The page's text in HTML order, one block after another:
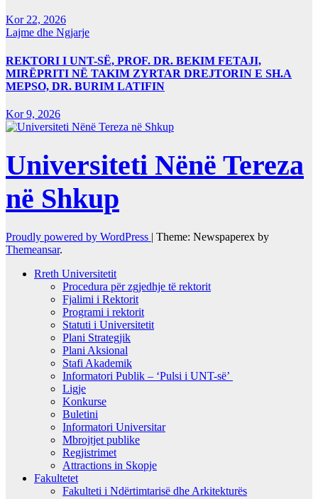
Kor 22, 2026
Lajme dhe Ngjarje
REKTORI I UNT-SË, PROF. DR. BEKIM FETAJI,
MIRËPRITI NË TAKIM ZYRTAR DREJTORIN E SH.A
MEPSO, DR. BURIM LATIFIN
Kor 9, 2026
Universiteti Nënë Tereza
në Shkup
Proudly powered by WordPress | Theme: Newspaperex by
Themeansar.
Rreth Universitetit
Procedura për zgjedhje të rektorit
Fjalimi i Rektorit
Programi i rektorit
Statuti i Universitetit
Plani Strategjik
Plani Aksional
Stafi Akademik
Informatori Publik – ‘Pulsi i UNT-së’
Ligje
Konkurse
Buletini
Informatori Universitar
Mbrojtjet publike
Regjistrimet
Attractions in Skopje
Fakultetet
Fakulteti i Ndërtimtarisë dhe Arkitekturës